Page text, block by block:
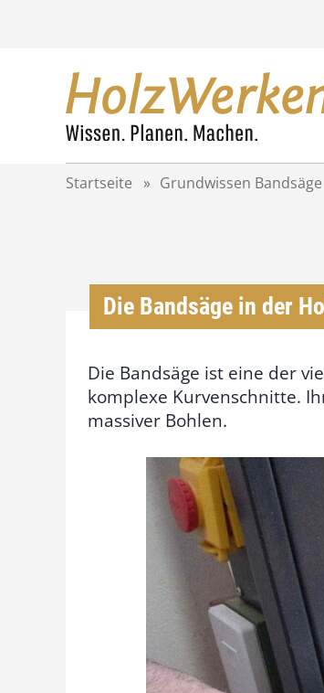
Startseite » Grundwissen Bandsäge
Die Bandsäge in der
Die Bandsäge ist eine der
komplexe Kurvenschnitte.
massiver Bohlen.